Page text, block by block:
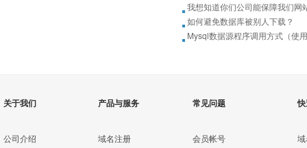
我想知道你们公司能保障我们网
如何避免数据库被别人下载？
Mysql数据源程序调用方式（使
关于我们
公司介绍
产品与服务
域名注册
常见问题
会员帐号